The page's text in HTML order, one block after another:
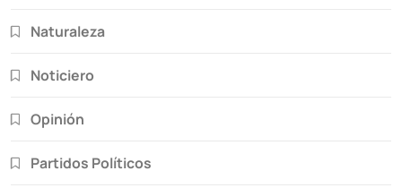
Naturaleza
Noticiero
Opinión
Partidos Políticos